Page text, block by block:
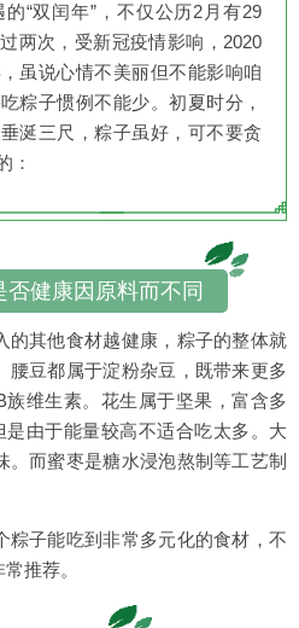
“双闰年”，不仅公历2月有29
两次，受新冠疫情影响，2020
虽说心情不美丽但不能影响咱
粽子惯例不能少。初夏时分，
涎三尺，粽子虽好，可不要贪
：
健康因原料而不同
的其他食材越健康，粽子的整体就
腰豆都属于淀粉杂豆，既带来更多
维生素。花生属于坚果，富含多
由于能量较高不适合吃太多。大
而蜜枣是糖水浸泡熬制等工艺制
粽子能吃到非常多元化的食材，不
推荐。